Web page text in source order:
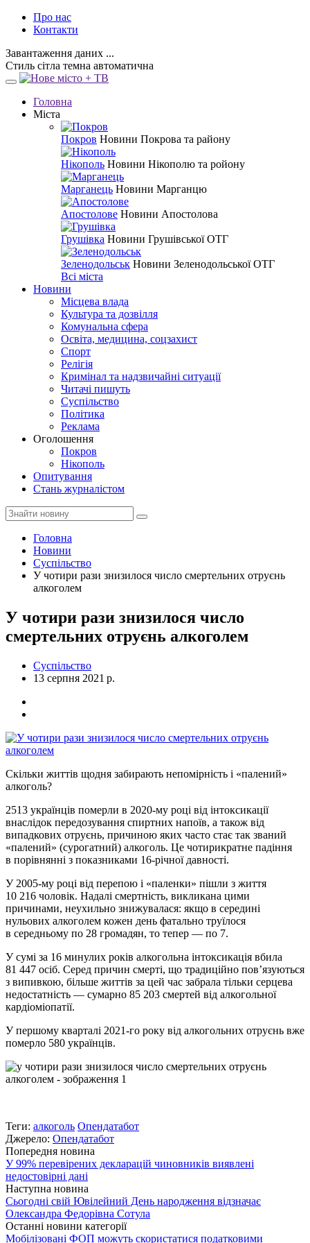
Про нас
Контакти
Завантаження даних ...
Стиль сітла темна автоматична
Головна
Міста
Покров Новини Покрова та району
Нікополь Новини Нікополю та ройону
Марганець Новини Марганцю
Апостолове Новини Апостолова
Грушівка Новини Грушівської ОТГ
Зеленодольськ Новини Зеленодольської ОТГ
Всі міста
Новини
Місцева влада
Культура та дозвілля
Комунальна сфера
Освіта, медицина, соцзахист
Спорт
Релігія
Кримінал та надзвичайні ситуації
Читачі пишуть
Суспільство
Політика
Реклама
Оголошення
Покров
Нікополь
Опитування
Стань журналістом
Головна
Новини
Суспільство
У чотири рази знизилося число смертельних отруєнь
алкоголем
У чотири рази знизилося число
смертельних отруєнь алкоголем
Суспільство
13 серпня 2021 р.
Скільки життів щодня забирають непомірність і «палений»
алкоголь?
2513 українців померли в 2020-му році від інтоксикації
внаслідок передозування спиртних напоїв, а також вiд
випадкових отруєнь, причиною яких часто стає так званий
«палений» (сурогатний) алкоголь. Це чотирикратне падiння
в порівнянні з показниками 16-річної давності.
У 2005-му році від перепою і «паленки» пішли з життя
10 216 чоловік. Надалі смертність, викликана цими
причинами, неухильно знижувалася: якщо в середині
нульових алкоголем кожен день фатально труїлося
в середньому по 28 громадян, то тепер — по 7.
У сумі за 16 минулих рокiв алкогольна інтоксикація вбила
81 447 осіб. Серед причин смерті, що традиційно пов’язуються
з випивкою, більше життів за цей час забрала тільки серцева
недостатність — сумарно 85 203 смертей від алкогольної
кардіоміопатії.
У першому кварталі 2021-го року від алкогольних отруєнь вже
померло 580 українців.
Теги: алкоголь Опендатабот
Джерело: Опендатабот
Попередня новина
У 99% перевірених декларацій чиновників виявлені
недостовірні дані
Наступна новина
Сьогодні свій Ювілейний День народження відзначає
Олександра Федорівна Сотула
Останні новини категорії
Мобілізовані ФОП можуть скористатися податковими